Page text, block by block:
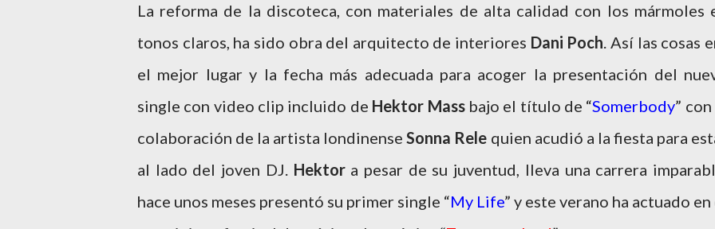
La reforma de la discoteca, con materiales de alta calidad con los mármoles
tonos claros, ha sido obra del arquitecto de interiores Dani Poch. Así las cosas
el mejor lugar y la fecha más adecuada para acoger la presentación del
single con video clip incluido de Hektor Mass bajo el título de “Somerbody” con
colaboración de la artista londinenseSonna Rele quien acudió a la fiesta para
al lado del joven DJ. Hektora pesar de su juventud, lleva una carrera
hace unos meses presentó su primer single “My Life” y este verano ha actuado en